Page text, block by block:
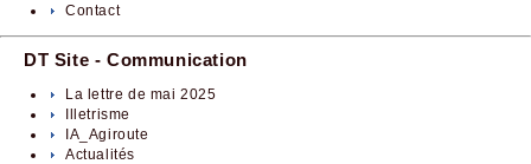
Contact
DT Site - Communication
La lettre de mai 2025
Illetrisme
IA_Agiroute
Actualités